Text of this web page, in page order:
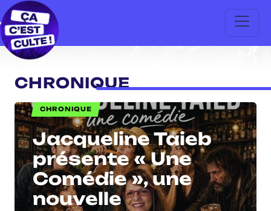
CHRONIQUE
CHRONIQUE
Jacqueline Taieb
présente « Une
Comédie », une
nouvelle